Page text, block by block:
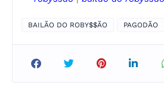
BAILÃO DO ROBY$$ÃO PAGODÃO